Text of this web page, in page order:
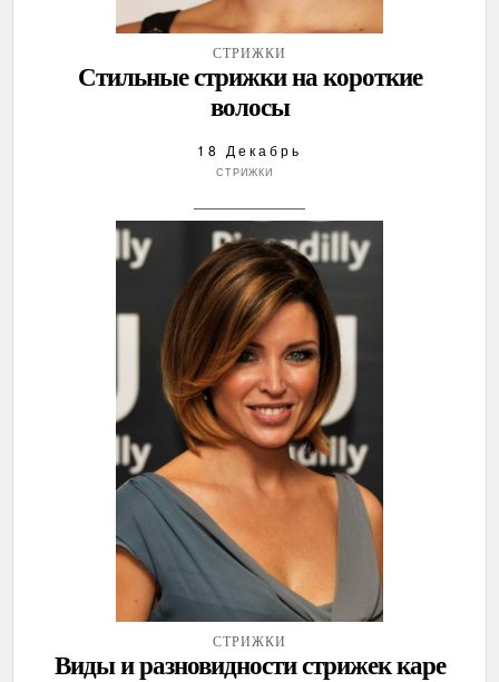
СТРИЖКИ
Стильные стрижки на короткие
волосы
18 Декабрь
СТРИЖКИ
СТРИЖКИ
Виды и разновидности стрижек каре